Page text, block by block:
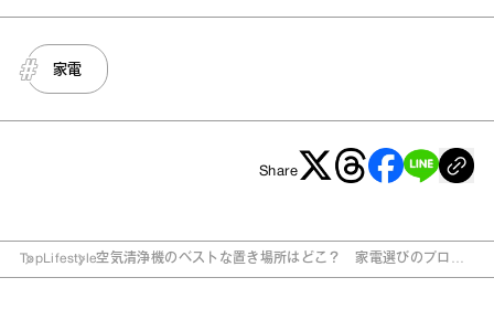
家電
Share
TopLifestyle空気清浄機のベストな置き場所はどこ？ 家電選びのプロが